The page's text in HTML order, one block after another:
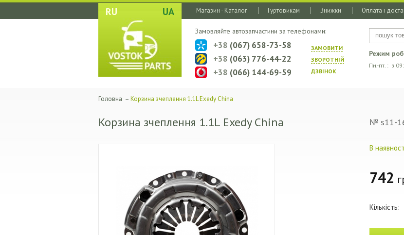
RU UA Магазин - Каталог Гуртовикам Знижки Оплата і
Режим
Пн.-пт. : з
Замовляйте автозапчастини за телефонами:
ЗАМОВИТИ
ЗВОРОТНIЙ
ДЗВIНОК
+38 (067) 658-73-58
+38 (063) 776-44-22
+38 (066) 144-69-59
Головна – Корзина зчеплення 1.1L Exedy China
Корзина зчеплення 1.1L Exedy China № s11-
В
742
Кількість: